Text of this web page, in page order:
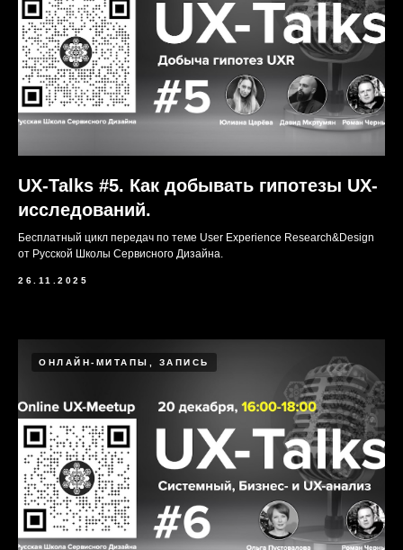
UX-Talks #5. Как добывать гипотезы UX-
исследований.
Бесплатный цикл передач по теме User Experience Research&Design
от Русской Школы Сервисного Дизайна.
26.11.2025
ОНЛАЙН-МИТАПЫ, ЗАПИСЬ